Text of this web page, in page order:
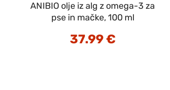
ANIBIO olje iz alg z omega-3 za
pse in mačke, 100 ml
37.99€